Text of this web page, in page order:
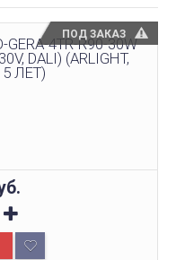
ПОД ЗАКАЗ
4TR-R90-30W
DALI) (ARLIGHT,
ЛЕТ)